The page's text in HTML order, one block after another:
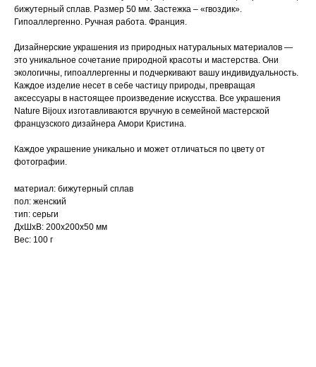
бижутерный сплав. Размер 50 мм. Застежка – «гвоздик».
Гипоаллергенно. Ручная работа. Франция.
Дизайнерские украшения из природных натуральных материалов —
это уникальное сочетание природной красоты и мастерства. Они
экологичны, гипоаллергенны и подчеркивают вашу индивидуальность.
Каждое изделие несет в себе частицу природы, превращая
аксессуары в настоящее произведение искусства. Все украшения
Nature Bijoux изготавливаются вручную в семейной мастерской
французского дизайнера Амори Кристина.
Каждое украшение уникально и может отличаться по цвету от
фотографии.
материал: бижутерный сплав
пол: женский
тип: серьги
ДxШxВ: 200x200x50 мм
Вес: 100 г